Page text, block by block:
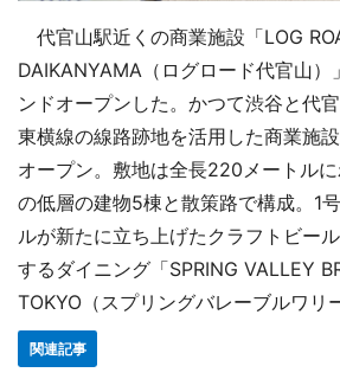
代官山駅近くの商業施設「LOG
DAIKANYAMA（ログロード代官山
ンドオープンした。かつて渋谷と代
東横線の線路跡地を活用した商業施
オープン。敷地は全長220メートル
の低層の建物5棟と散策路で構成。1
ルが新たに立ち上げたクラフトビー
するダイニング「SPRING VALLEY
TOKYO（スプリングバレーブルワリ
関連記事